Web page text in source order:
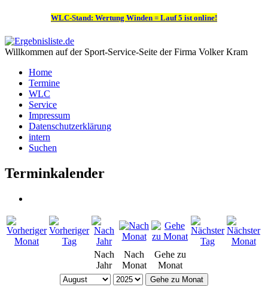
WLC-Stand: Wertung Winden = Lauf 5 ist online!
Willkommen auf der Sport-Service-Seite der Firma Volker Kram
Home
Termine
WLC
Service
Impressum
Datenschutzerklärung
intern
Suchen
Terminkalender
Nach
Jahr
Nach
Monat
Gehe zu
Monat
Gehe zu Monat